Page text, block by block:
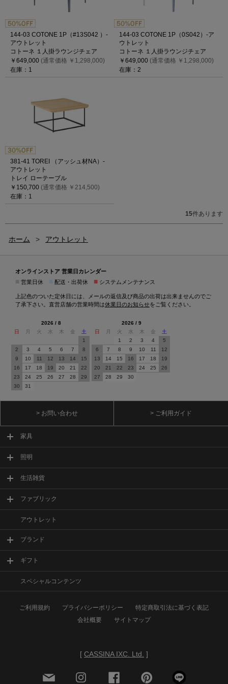
144-03 COTONE 1P（#13S042 ）-
アウトレット
コトーネ １人掛ラウンジチェア
￥649,000 (通常価格 ￥1,298,000)
在庫：1
144-03 COTONE 1P（0S042）-ア
ウトレット
コトーネ １人掛ラウンジチェア
￥649,000 (通常価格 ￥1,298,000)
在庫：2
381-41 TOREI （アッシュ材NA）-
アウトレット
トレイ ローテーブル
￥150,700 (通常価格 ￥214,500)
在庫：1
15件あります
ホーム > アウトレット
オンラインストア 営業日カレンダー
営業日休 配送・出荷休 ■ システムメンテナンス
上記色のついた定休日には、メールの返信及び商品の出荷は出来ませんのでご
了承下さい。直営店舗の営業時間は休業日のお知らせをご覧ください。
2026 / 8
日
月 火 水 木 金
土
1
2
3 4 5 6 7
8
9
10 11 12 13 14
15
16
17 18 19 20 21
22
23
24 25 26 27 28
29
30
31
2026 / 9
日
月 火 水 木 金
土
1
2 3 4
5
6
7 8 9 10 11
12
13
14 15 16 17 18
19
20
21 22 23 24 25
26
27
28 29 30
> お問い合わせ > ご利用ガイド
家具
照明
生活雑貨
ファブリック
アウトレット
ブランド
ギフト
スペシャルコンテンツ
ご利用規約 プライバシーポリシー
特定商取引法に基づく表記
会社概要
サイトマップ
[ CASSINA IXC. Ltd. ]